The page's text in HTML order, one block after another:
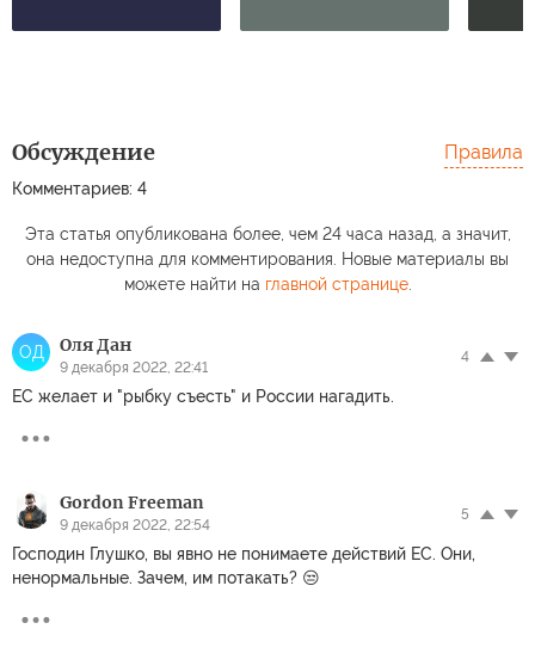
Обсуждение
Комментариев: 4
Правила
Эта статья опубликована более, чем 24 часа назад, а значит,
она недоступна для комментирования. Новые материалы вы
можете найти на главной странице.
ОД Оля Дан
9 декабря 2022, 22:41
4
ЕС желает и "рыбку съесть" и России нагадить.
Gordon Freeman
9 декабря 2022, 22:54
5
Господин Глушко, вы явно не понимаете действий ЕС. Они,
ненормальные. Зачем, им потакать? 😒